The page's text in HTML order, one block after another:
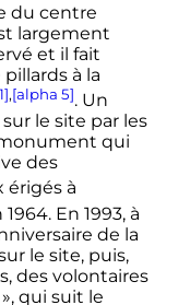
du centre
largement
et il fait
à la
,[alpha 5]. Un
le site par les
qui
des
érigés à
1964. En 1993, à
de la
le site, puis,
des volontaires
», qui suit le